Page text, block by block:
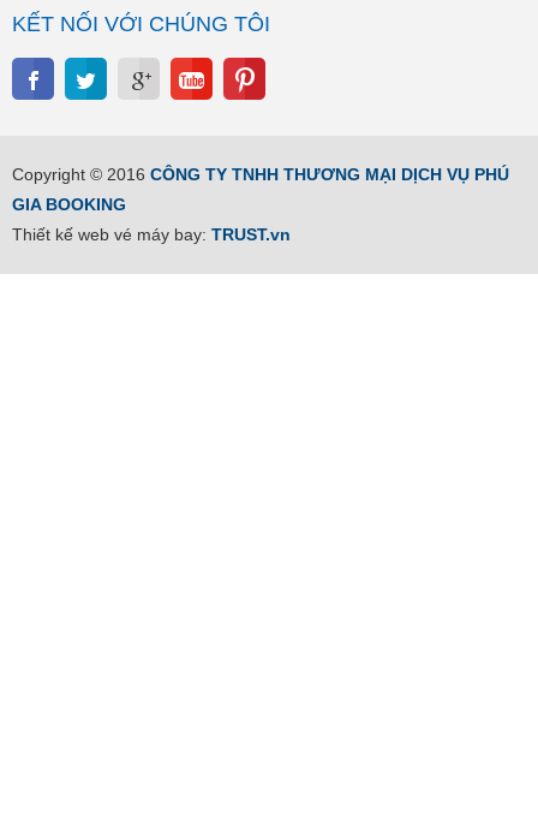
KẾT NỐI VỚI CHÚNG TÔI
Copyright © 2016 CÔNG TY TNHH THƯƠNG MẠI DỊCH VỤ PHÚ
GIA BOOKING
Thiết kế web vé máy bay: TRUST.vn